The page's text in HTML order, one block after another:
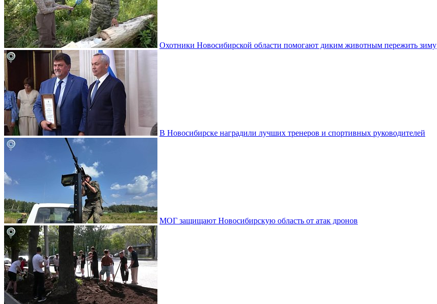
Охотники Новосибирской области помогают диким животным пережить зиму
В Новосибирске наградили лучших тренеров и спортивных руководителей
МОГ защищают Новосибирскую область от атак дронов